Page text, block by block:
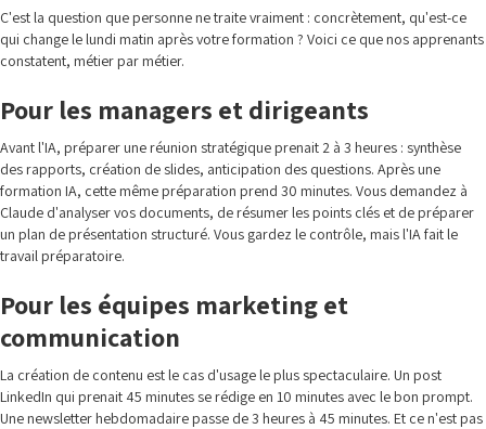
C'est la question que personne ne traite vraiment : concrètement, qu'est-ce
qui change le lundi matin après votre formation ? Voici ce que nos apprenants
constatent, métier par métier.
Pour les managers et dirigeants
Avant l'IA, préparer une réunion stratégique prenait 2 à 3 heures : synthèse
des rapports, création de slides, anticipation des questions. Après une
formation IA, cette même préparation prend 30 minutes. Vous demandez à
Claude d'analyser vos documents, de résumer les points clés et de préparer
un plan de présentation structuré. Vous gardez le contrôle, mais l'IA fait le
travail préparatoire.
Pour les équipes marketing et
communication
La création de contenu est le cas d'usage le plus spectaculaire. Un post
LinkedIn qui prenait 45 minutes se rédige en 10 minutes avec le bon prompt.
Une newsletter hebdomadaire passe de 3 heures à 45 minutes. Et ce n'est pas